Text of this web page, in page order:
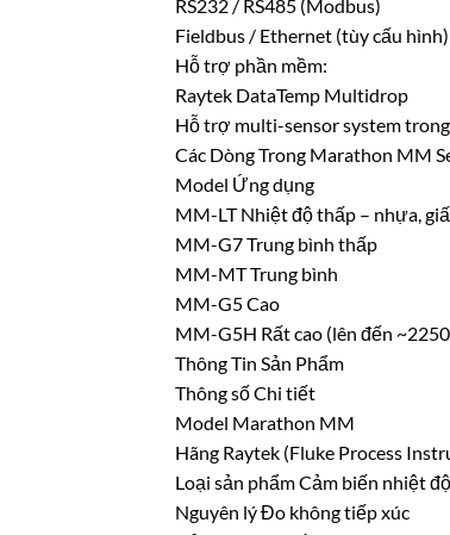
RS232 / RS485 (Modbus)
Fieldbus / Ethernet (tùy cấu hình)
Hỗ trợ phần mềm:
Raytek DataTemp Multidrop
Hỗ trợ multi-sensor system
Các Dòng Trong Marathon MM
Model Ứng dụng
MM-LT Nhiệt độ thấp – nhựa,
MM-G7 Trung bình thấp
MM-MT Trung bình
MM-G5 Cao
MM-G5H Rất cao (lên đến
Thông Tin Sản Phẩm
Thông số Chi tiết
Model Marathon MM
Hãng Raytek (Fluke Process
Loại sản phẩm Cảm biến nhiệt
Nguyên lý Đo không tiếp xúc